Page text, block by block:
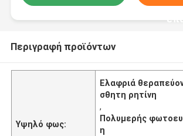
Περιγραφή προϊόντων
Υψηλό φως:
Ελαφριά
σθητη ρητίνη
,
Πολυμερής
η